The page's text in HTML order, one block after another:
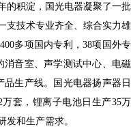
积淀，国光电器凝聚了一批
支技术专业齐全、综合实力雄
多项国内专利，38项国外专
消音室、声学测试中心、电磁
生产线。国光电器扬声器日
套，锂离子电池日生产35万
发和生产需求。